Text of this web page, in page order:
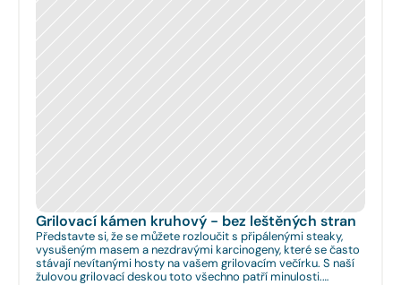
Grilovací kámen kruhový - bez leštěných stran
Představte si, že se můžete rozloučit s připálenými steaky,
vysušeným masem a nezdravými karcinogeny, které se často
stávají nevítanými hosty na vašem grilovacím večírku. S naší
žulovou grilovací deskou toto všechno patří minulosti.